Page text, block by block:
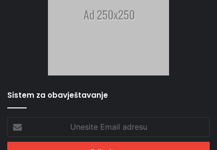
Sistem za obavještavanje
Email
adresu